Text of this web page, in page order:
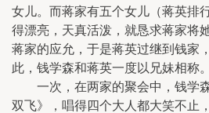
女儿。而蒋家有五个女儿（蒋英排
得漂亮，天真活泼，就恳求蒋家将
蒋家的应允，于是蒋英过继到钱家
此，钱学森和蒋英一度以兄妹相称。
一次，在两家的聚会中，钱学
双飞》，唱得四个大人都大笑不止